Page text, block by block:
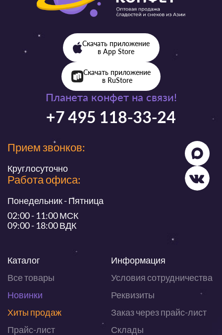
Планета конфет на связи!
+7 495 118-33-24
Прием звонков:
Круглосуточно
Работа офиса:
Понедельник - Пятница
02:00 - 11:00 МСК
09:00 - 18:00 ВДК
Каталог
Все товары
Новинки
Хиты продаж
Прайс-лист
Информация
Условия сотрудничества
Реквизиты
Заказ через прайс-лист
Склады
Скачать приложение
в App Store
Скачать приложение
в RuStore